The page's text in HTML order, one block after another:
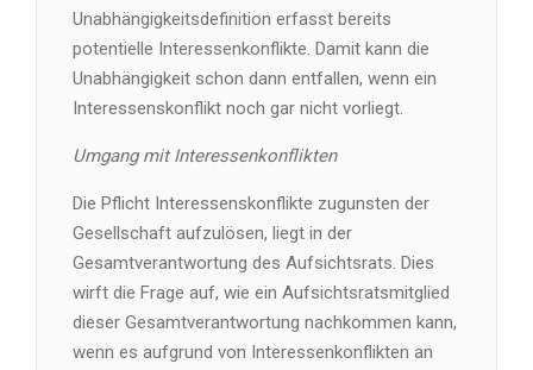
Unabhängigkeitsdefinition erfasst bereits
potentielle Interessenkonflikte. Damit kann die
Unabhängigkeit schon dann entfallen, wenn ein
Interessenskonflikt noch gar nicht vorliegt.
Umgang mit Interessenkonflikten
Die Pflicht Interessenskonflikte zugunsten der
Gesellschaft aufzulösen, liegt in der
Gesamtverantwortung des Aufsichtsrats. Dies
wirft die Frage auf, wie ein Aufsichtsratsmitglied
dieser Gesamtverantwortung nachkommen kann,
wenn es aufgrund von Interessenkonflikten an